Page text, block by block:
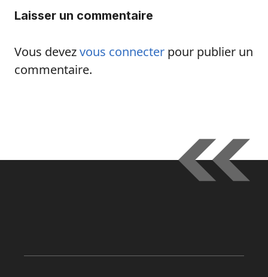
Laisser un commentaire
Vous devezvous connecter pour publier un
commentaire.